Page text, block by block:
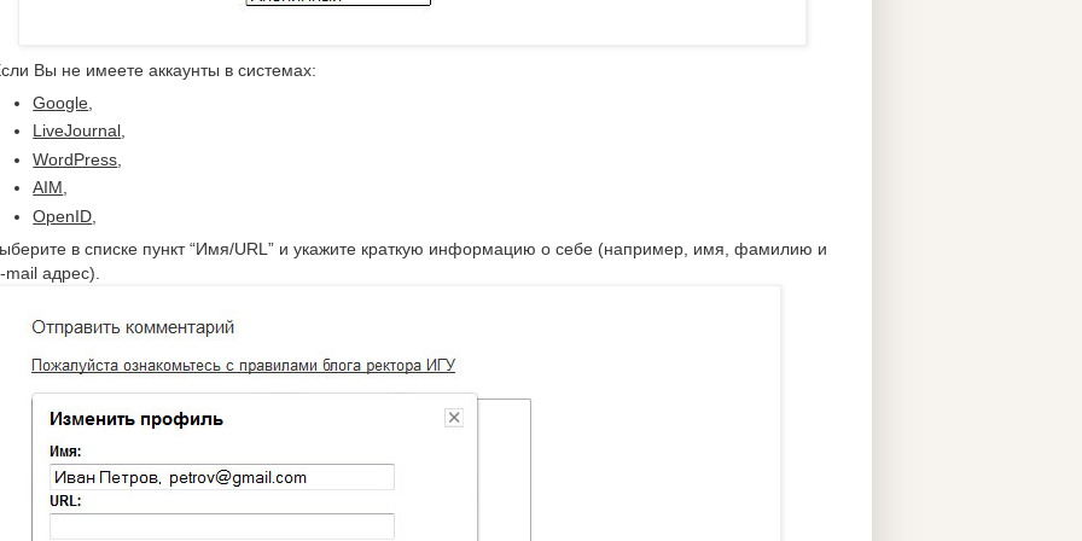
Вы не имеете аккаунты в системах:
Google
LiveJournal,
WordPress
AIM,
OpenID
в списке пункт “Имя/URL” и укажите краткую информацию о себе (например, имя, фамилию и
mail адрес).